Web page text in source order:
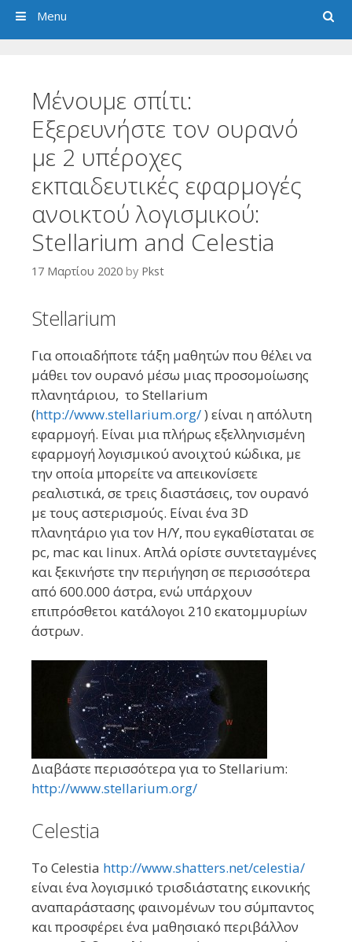
Search
Menu
Μένουμε σπίτι:
Εξερευνήστε τον ουρανό
με 2 υπέροχες
εκπαιδευτικές εφαρμογές
ανοικτού λογισμικού:
Stellarium and Celestia
17 Μαρτίου 2020 by Pkst
Stellarium
Για οποιαδήποτε τάξη μαθητών που θέλει να
μάθει τον ουρανό μέσω μιας προσομοίωσης
πλανητάριου, το Stellarium
(http://www.stellarium.org/) είναι η απόλυτη
εφαρμογή. Είναι μια πλήρως εξελληνισμένη
εφαρμογή λογισμικού ανοιχτού κώδικα, με
την οποία μπορείτε να απεικονίσετε
ρεαλιστικά, σε τρεις διαστάσεις, τον ουρανό
με τους αστερισμούς. Είναι ένα 3D
πλανητάριο για τον Η/Υ, που εγκαθίσταται σε
pc, mac και linux. Απλά ορίστε συντεταγμένες
και ξεκινήστε την περιήγηση σε περισσότερα
από 600.000 άστρα, ενώ υπάρχουν
επιπρόσθετοι κατάλογοι 210 εκατομμυρίων
άστρων.
Διαβάστε περισσότερα για το Stellarium:
http://www.stellarium.org/
Celestia
Το Celestia http://www.shatters.net/celestia/
είναι ένα λογισμικό τρισδιάστατης εικονικής
αναπαράστασης φαινομένων του σύμπαντος
και προσφέρει ένα μαθησιακό περιβάλλον